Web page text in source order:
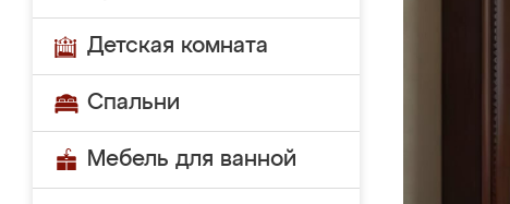
Детская комната
Спальни
Мебель для ванной